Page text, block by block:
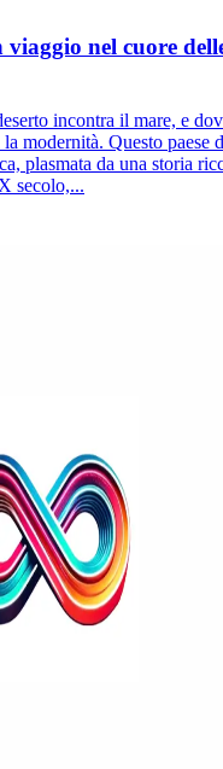
nel cuore
incontra il mare, e
modernità. Questo paese
plasmata da una storia
secolo,...